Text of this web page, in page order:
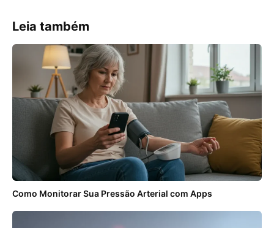
Leia também
Como Monitorar Sua Pressão Arterial com Apps